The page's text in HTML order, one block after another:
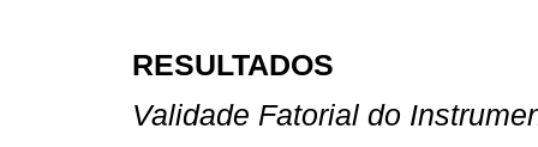
RESULTADOS
Validade Fatorial do